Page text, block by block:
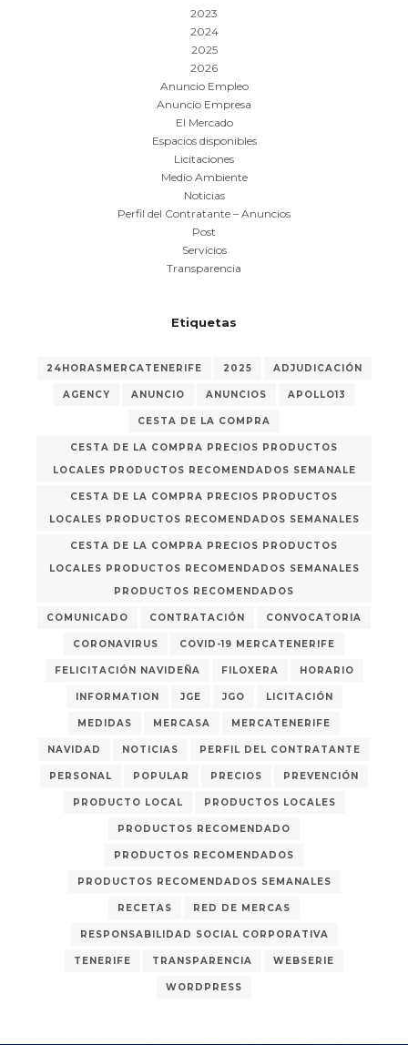
2023
2024
2025
2026
Anuncio Empleo
Anuncio Empresa
El Mercado
Espacios disponibles
Licitaciones
Medio Ambiente
Noticias
Perfil del Contratante – Anuncios
Post
Servicios
Transparencia
Etiquetas
24HORASMERCATENERIFE 2025 ADJUDICACIÓN
AGENCY ANUNCIO ANUNCIOS APOLLO13
CESTA DE LA COMPRA
CESTA DE LA COMPRA PRECIOS PRODUCTOS
LOCALES PRODUCTOS RECOMENDADOS SEMANALE
CESTA DE LA COMPRA PRECIOS PRODUCTOS
LOCALES PRODUCTOS RECOMENDADOS SEMANALES
CESTA DE LA COMPRA PRECIOS PRODUCTOS
LOCALES PRODUCTOS RECOMENDADOS SEMANALES
PRODUCTOS RECOMENDADOS
COMUNICADO CONTRATACIÓN CONVOCATORIA
CORONAVIRUS COVID-19 MERCATENERIFE
FELICITACIÓN NAVIDEÑA FILOXERA HORARIO
INFORMATION JGE JGO LICITACIÓN
MEDIDAS MERCASA MERCATENERIFE
NAVIDAD NOTICIAS PERFIL DEL CONTRATANTE
PERSONAL POPULAR PRECIOS PREVENCIÓN
PRODUCTO LOCAL PRODUCTOS LOCALES
PRODUCTOS RECOMENDADO
PRODUCTOS RECOMENDADOS
PRODUCTOS RECOMENDADOS SEMANALES
RECETAS RED DE MERCAS
RESPONSABILIDAD SOCIAL CORPORATIVA
TENERIFE TRANSPARENCIA WEBSERIE
WORDPRESS